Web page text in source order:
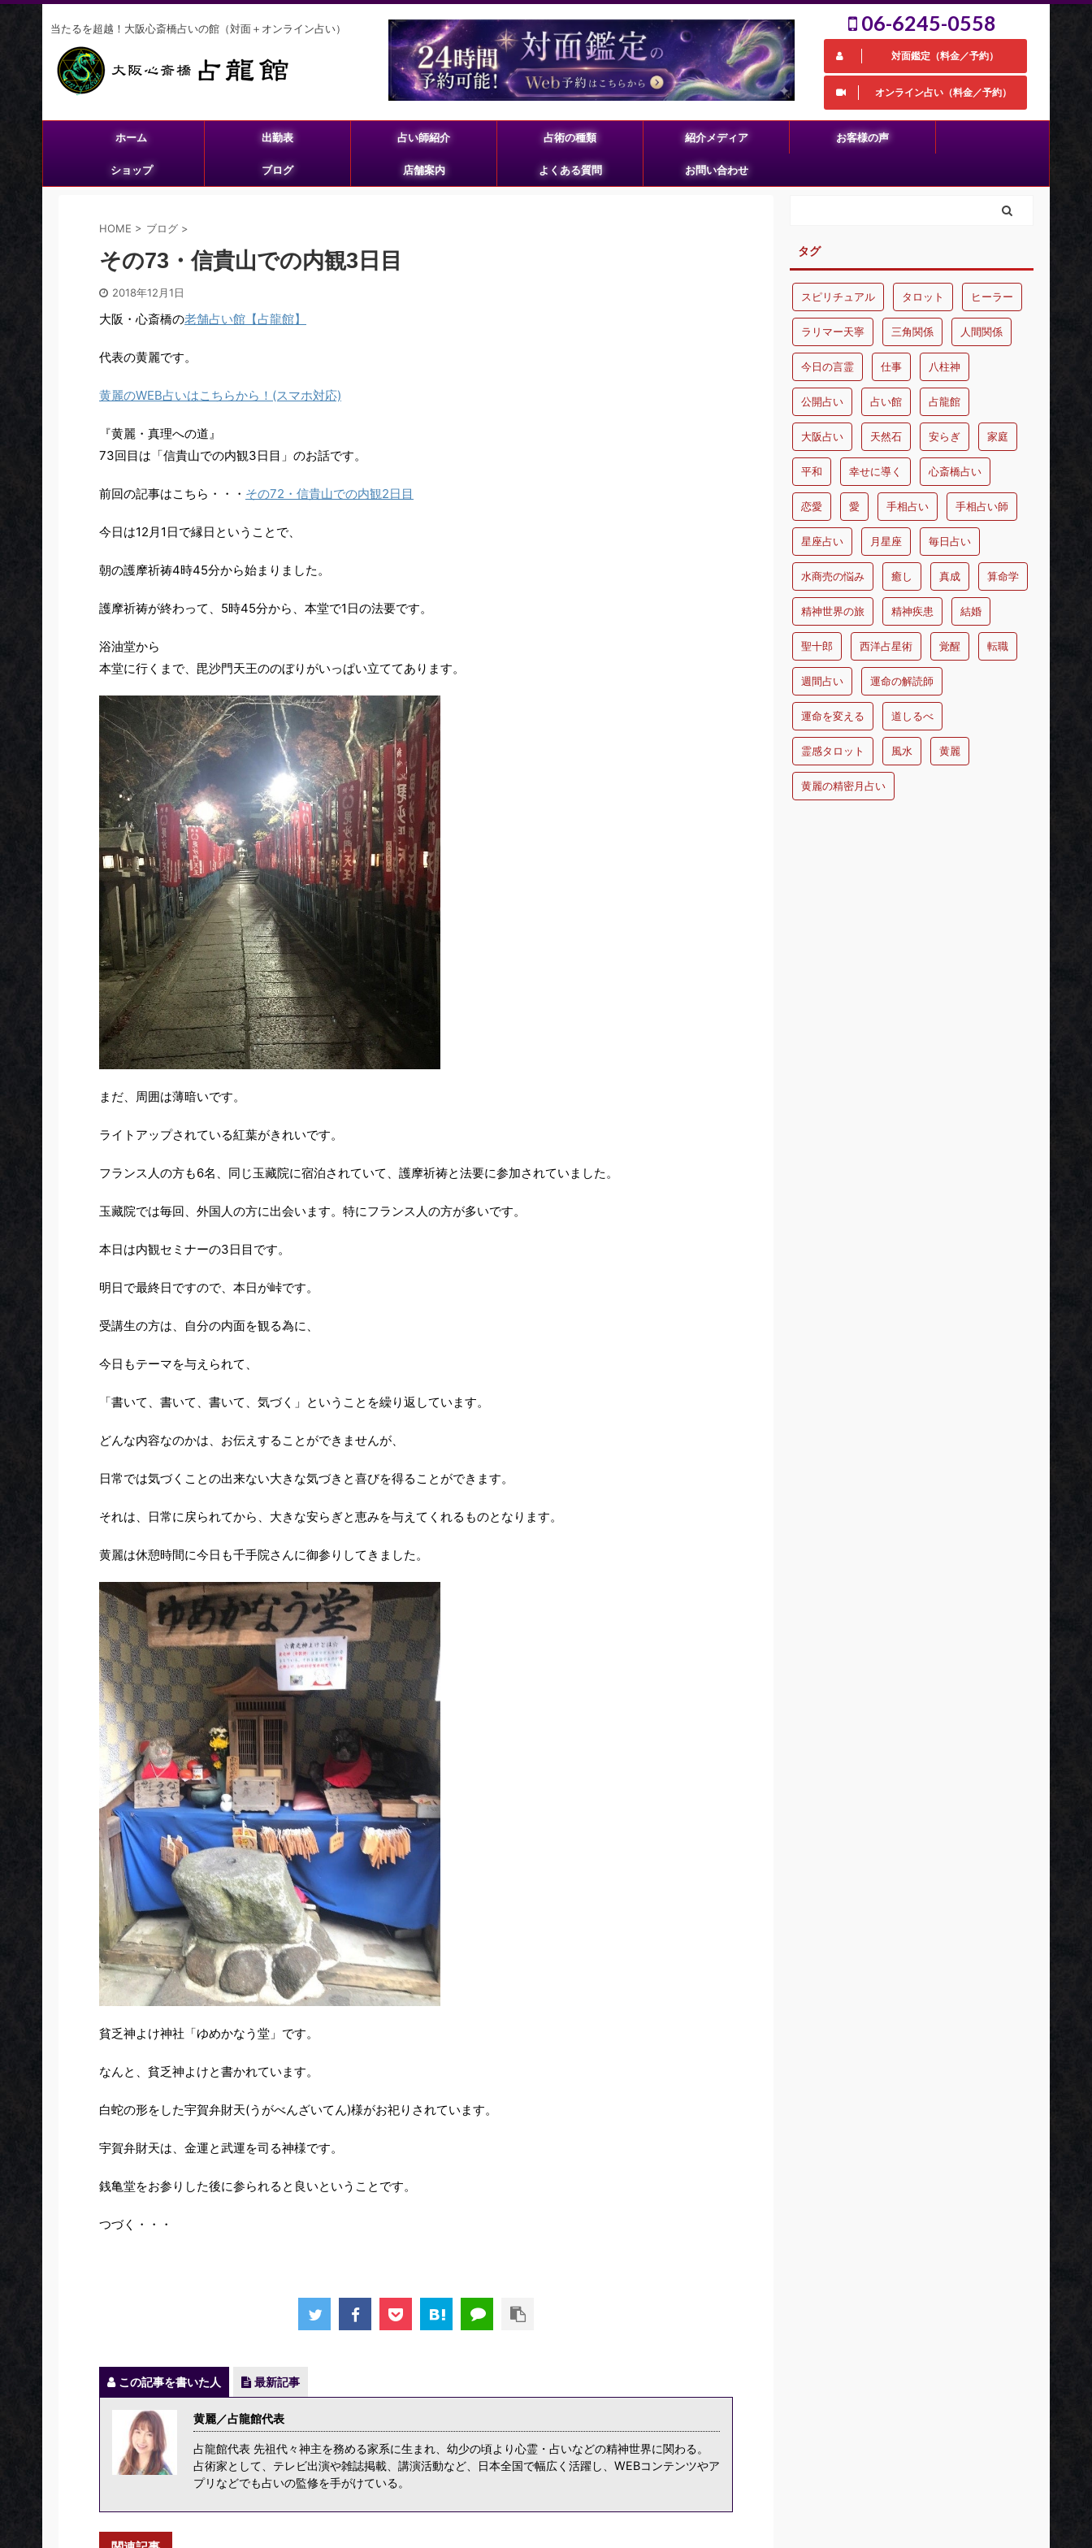
当たるを超越！大阪心斎橋占いの館（対面＋オンライン占い） 06-6245-0558
対面鑑定（料金／予約）
オンライン占い（料金／予約）
ホーム 出勤表 占い師紹介 占術の種類 紹介メディア お客様の声
ショップ ブログ 店舗案内 よくある質問 お問い合わせ
HOME > ブログ >
その73・信貴山での内観3日目
2018年12月1日
大阪・心斎橋の老舗占い館【占龍館】
代表の黄麗です。
黄麗のWEB占いはこちらから！(スマホ対応)
『黄麗・真理への道』
73回目は「信貴山での内観3日目」のお話です。
前回の記事はこちら・・・ その72・信貴山での内観2日目
今日は12月1日で縁日 ということで、
朝の護摩祈祷4時45分から始まりました。
護摩祈祷が終わって、5時45分から、本堂で1日の法要です。
浴油堂から
本堂に行くまで、 毘沙門天王ののぼりがいっぱい立ててあります。
まだ、周囲は薄暗いです。
ライトアップされている紅葉がきれいです。
フランス人の方も6名、同じ玉藏院に宿泊されていて、護摩祈祷と法要に参加されていました。
玉藏院では毎回、外国人の方に出会います。特にフランス人の方が多いです。
本日は内観セミナーの3日目です。
明日で最終日ですので、 本日が峠です。
受講生の方は、 自分の内面を観る為に、
今日もテーマを与えられて 、
「書いて、書いて、書いて、気づく」 ということを繰り返しています。
どんな内容なのかは、お伝えすることができませんが、
日常では気づくことの出来ない大きな気づきと喜びを得ることができます。
それは、日常に戻られてから、大きな安らぎと恵みを与えてくれるものとなります。
黄麗は休憩時間に今日も千手院さんに御参りしてきました。
貧乏神よけ神社 「ゆめかなう堂」 です。
なんと、 貧乏神よけと書かれています。
白蛇の形をした宇賀弁財天(うがべんざいてん)様がお祀りされています。
宇賀弁財天は、 金運と武運を司る神様です。
銭亀堂をお参りした後に参られると良いということです。
つづく・・・
この記事を書いた人 最新記事
黄麗／占龍館代表
占龍館代表 先祖代々神主を務める家系に生まれ、幼少の頃より心霊・占いなどの精神世界に関わる。
占術家として、テレビ出演や雑誌掲載、講演活動など、日本全国で幅広く活躍し、WEBコンテンツやア
プリなどでも占いの監修を手がけている。
タグ
スピリチュアル タロット ヒーラー
ラリマー天寧 三角関係 人間関係
今日の言霊 仕事 八柱神
公開占い 占い館 占龍館
大阪占い 天然石 安らぎ 家庭
平和 幸せに導く 心斎橋占い
恋愛 愛 手相占い 手相占い師
星座占い 月星座 毎日占い
水商売の悩み 癒し 真成 算命学
精神世界の旅 精神疾患 結婚
聖十郎 西洋占星術 覚醒 転職
週間占い 運命の解読師
運命を変える 道しるべ
霊感タロット 風水 黄麗
黄麗の精密月占い